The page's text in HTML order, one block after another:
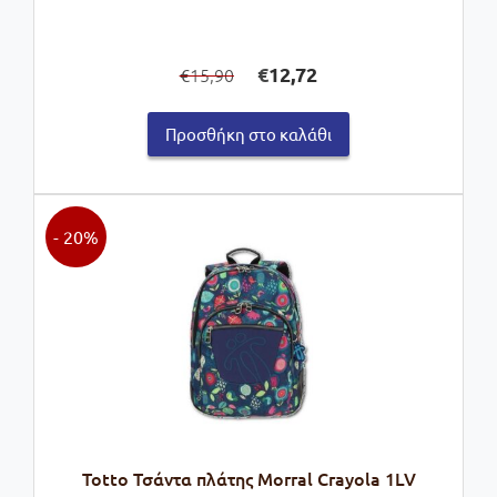
€15,90
price
was:
€15,90.
€12,72τρέχουσα
τιμή
είναι:
€12,72.
Προσθήκη στο καλάθι
Totto Τσάντα πλάτης Morral Crayola 1LV
- 20%